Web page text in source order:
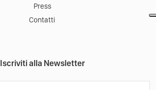
Press
Contatti
Iscriviti alla Newsletter